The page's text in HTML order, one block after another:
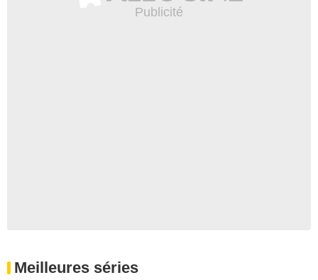
Meilleures séries